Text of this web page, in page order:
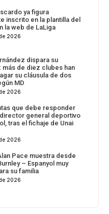
ya figura
inscrito en la plantilla del
la web de LaLiga
2026
dispara su
más de diez clubes han
su cláusula de dos
MD
2026
que debe responder
general deportivo
tras el fichaje de Unai
2026
Pace muestra desde
– Espanyol muy
su familia
2026